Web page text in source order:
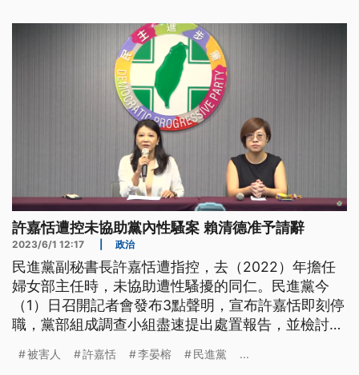
給我們一次機會」。
許嘉恬遭控未協助黨內性騷案 賴清德准予請辭
2023/6/1 12:17 政治
民進黨副秘書長許嘉恬遭指控，去（2022）年擔任
婦女部主任時，未協助遭性騷擾的同仁。民進黨今
（1）日召開記者會發布3點聲明，宣布許嘉恬即刻停
職，黨部組成調查小組盡速提出處置報告，並檢討通
已請辭獲准。
被害人 許嘉恬 李晏榕 民進黨 ...